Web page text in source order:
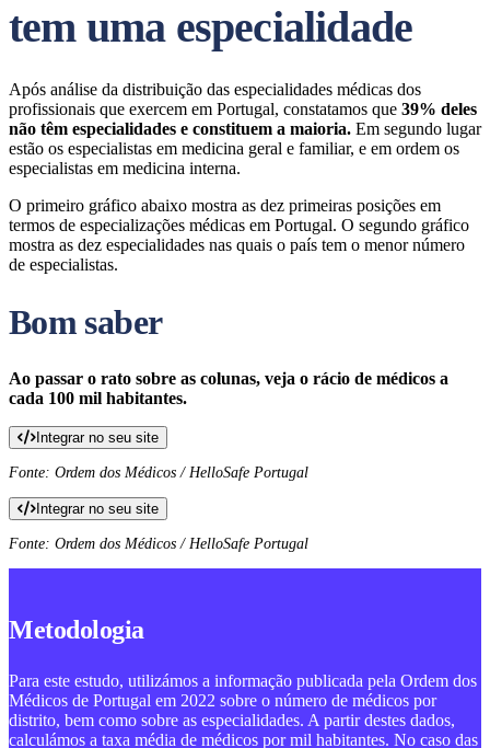
tem uma especialidade
Após análise da distribuição das especialidades médicas dos
profissionais que exercem em Portugal, constatamos que 39% deles
não têm especialidades e constituem a maioria. Em segundo lugar
estão os especialistas em medicina geral e familiar, e em ordem os
especialistas em medicina interna.
O primeiro gráfico abaixo mostra as dez primeiras posições em
termos de especializações médicas em Portugal. O segundo gráfico
mostra as dez especialidades nas quais o país tem o menor número
de especialistas.
Bom saber
Ao passar o rato sobre as colunas, veja o rácio de médicos a
cada 100 mil habitantes.
Integrar no seu site
Fonte: Ordem dos Médicos / HelloSafe Portugal
Integrar no seu site
Fonte: Ordem dos Médicos / HelloSafe Portugal
Metodologia
Para este estudo, utilizámos a informação publicada pela Ordem dos
Médicos de Portugal em 2022 sobre o número de médicos por
distrito, bem como sobre as especialidades. A partir destes dados,
calculámos a taxa média de médicos por mil habitantes. No caso das